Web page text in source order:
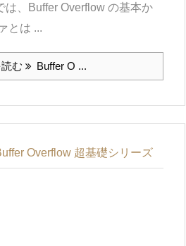
は、Buffer Overflow の基本か
とは ...
む Buffer O ...
Overflow 超基礎シリーズ